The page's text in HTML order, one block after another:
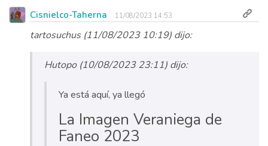
Cisnielco-Taherna 11/08/2023 14:53
tartosuchus (11/08/2023 10:19) dijo:
Hutopo (10/08/2023 23:11) dijo:
Ya está aquí, ya llegó
La Imagen Veraniega de
Faneo 2023